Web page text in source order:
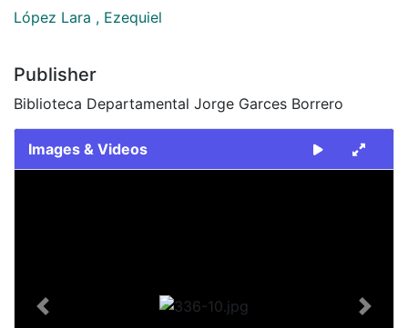
López Lara , Ezequiel
Publisher
Biblioteca Departamental Jorge Garces Borrero
Images & Videos
Previous Next